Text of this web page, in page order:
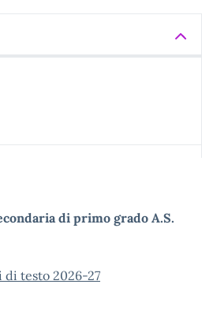
di primo grado A.S.
di testo 2026-27